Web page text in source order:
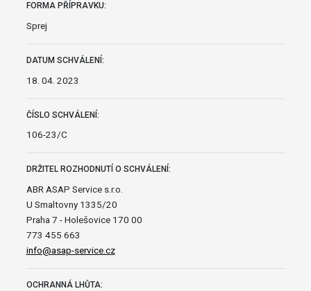
FORMA PŘÍPRAVKU:
Sprej
DATUM SCHVÁLENÍ:
18. 04. 2023
ČÍSLO SCHVÁLENÍ:
106-23/C
DRŽITEL ROZHODNUTÍ O SCHVÁLENÍ:
ABR ASAP Service s.r.o.
U Smaltovny 1335/20
Praha 7 - Holešovice 170 00
773 455 663
info@asap-service.cz
OCHRANNÁ LHŮTA: